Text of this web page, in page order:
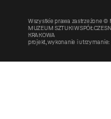
Wszystkie prawa zastrzeżone ©
MUZEUM SZTUKI
KRAKOWA
projekt, wykonanie i utrzymanie: